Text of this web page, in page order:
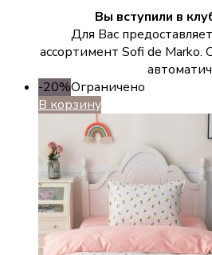
Вы вступили в
Для Вас
ассортимент Sofi de Marko.
-20%Ограничено
В корзину